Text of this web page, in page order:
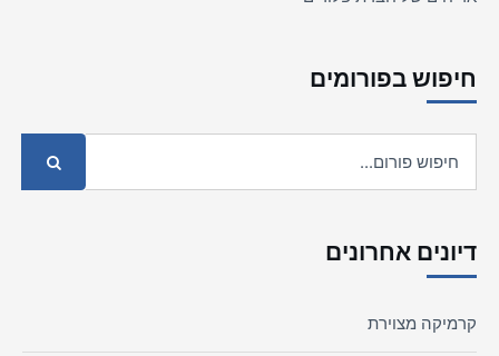
חיפוש בפורומים
דיונים אחרונים
קרמיקה מצוירת